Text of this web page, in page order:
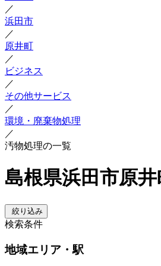
／
浜田市
／
原井町
／
ビジネス
／
その他サービス
／
環境・廃棄物処理
／
汚物処理の一覧
島根県浜田市原
絞り込み
検索条件
地域エリア・駅